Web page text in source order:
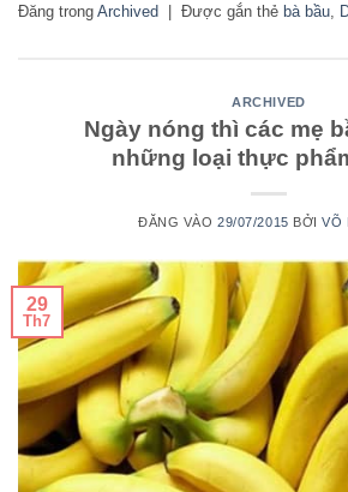
Đăng trong Archived Được gắn thẻ bà bầu
ARCHIVED
Ngày nóng thì các mẹ
những loại thực
ĐĂNG VÀO29/07/2015 BỞIVÕ
29
Th7